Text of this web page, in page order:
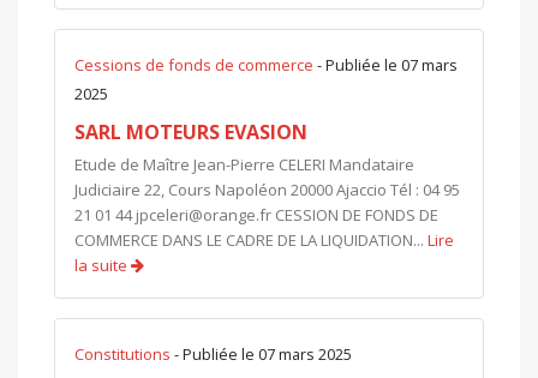
Cessions de fonds de commerce - Publiée le 07 mars
2025
SARL MOTEURS EVASION
Etude de Maître Jean-Pierre CELERI Mandataire
Judiciaire 22, Cours Napoléon 20000 Ajaccio Tél : 04 95
21 01 44jpceleri@orange.fr CESSION DE FONDS DE
COMMERCE DANS LE CADRE DE LA LIQUIDATION... Lire
la suite
Constitutions - Publiée le 07 mars 2025